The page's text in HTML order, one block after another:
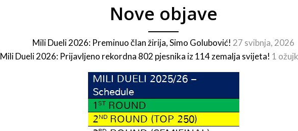
Nove objave
Mili Dueli 2026: Preminuo član žirija, Simo Golubović! 27 svibnja, 2026
Mili Dueli 2026: Prijavljeno rekordna 802 pjesnika iz 114 zemalja svijeta! 1